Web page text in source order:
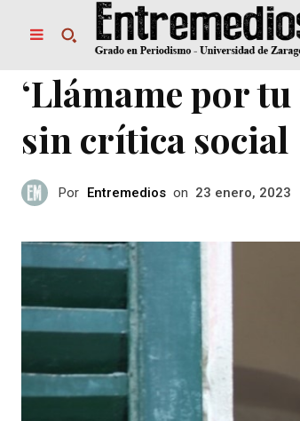
‘Llámame por tu
sin crítica social
Por Entremedios on 23 enero, 2023